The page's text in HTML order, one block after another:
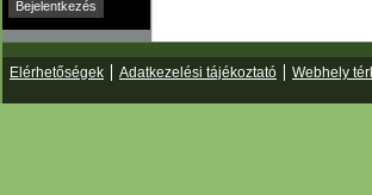
Elérhetőségek Adatkezelési tájékoztató Webhely